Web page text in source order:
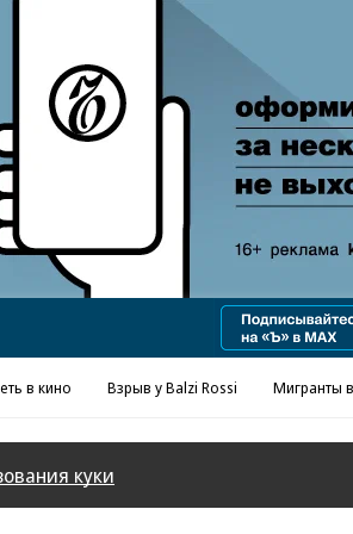
в кино Взрыв у Balzi Rossi Мигранты
куки